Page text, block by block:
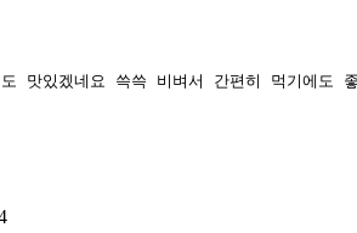
맛있겠네요 쓱쓱 비벼서 간편히 먹기에도